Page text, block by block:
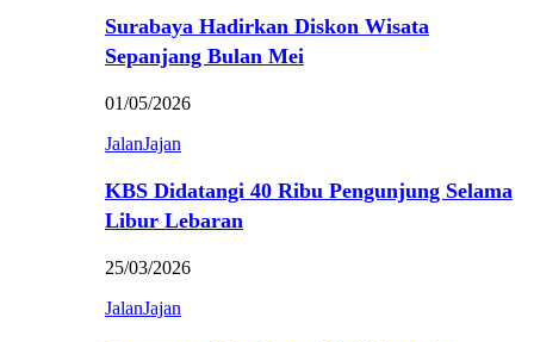
Surabaya Hadirkan Diskon Wisata
Sepanjang Bulan Mei
01/05/2026
JalanJajan
KBS Didatangi 40 Ribu Pengunjung Selama
Libur Lebaran
25/03/2026
JalanJajan